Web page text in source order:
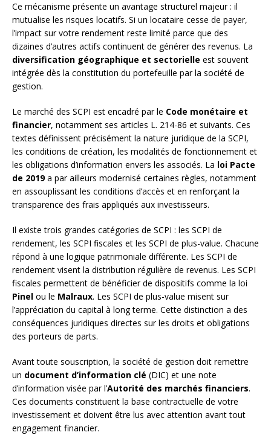
Ce mécanisme présente un avantage structurel majeur : il
mutualise les risques locatifs. Si un locataire cesse de payer,
l’impact sur votre rendement reste limité parce que des
dizaines d’autres actifs continuent de générer des revenus. La
diversification géographique et sectorielle est souvent
intégrée dès la constitution du portefeuille par la société de
gestion.
Le marché des SCPI est encadré par le Code monétaire et
financier, notamment ses articles L. 214-86 et suivants. Ces
textes définissent précisément la nature juridique de la SCPI,
les conditions de création, les modalités de fonctionnement et
les obligations d’information envers les associés. La loi Pacte
de 2019a par ailleurs modernisé certaines règles, notamment
en assouplissant les conditions d’accès et en renforçant la
transparence des frais appliqués aux investisseurs.
Il existe trois grandes catégories de SCPI : les SCPI de
rendement, les SCPI fiscales et les SCPI de plus-value. Chacune
répond à une logique patrimoniale différente. Les SCPI de
rendement visent la distribution régulière de revenus. Les SCPI
fiscales permettent de bénéficier de dispositifs comme la loi
Pinel ou le Malraux. Les SCPI de plus-value misent sur
l’appréciation du capital à long terme. Cette distinction a des
conséquences juridiques directes sur les droits et obligations
des porteurs de parts.
Avant toute souscription, la société de gestion doit remettre
un document d’information clé (DIC) et une note
d’information visée par l’Autorité des marchés financiers.
Ces documents constituent la base contractuelle de votre
investissement et doivent être lus avec attention avant tout
engagement financier.